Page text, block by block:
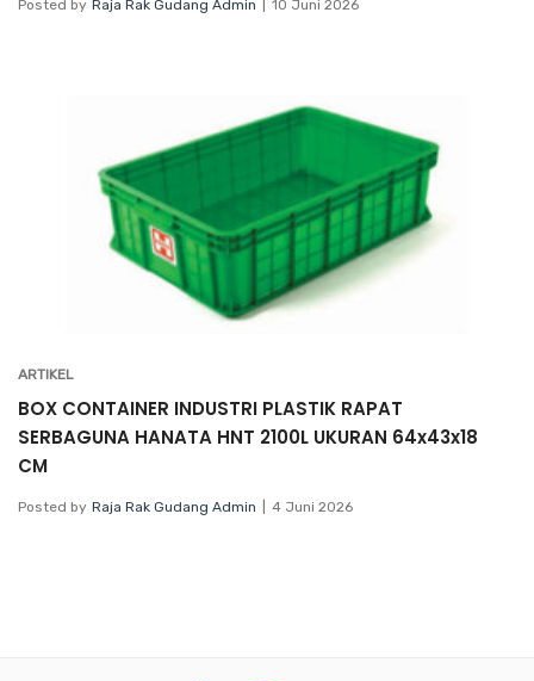
Posted by Raja Rak Gudang Admin 10 Juni 2026
ARTIKEL
BOX CONTAINER INDUSTRI PLASTIK RAPAT
SERBAGUNA HANATA HNT 2100L UKURAN 64x43x18
CM
Posted by Raja Rak Gudang Admin 4 Juni 2026